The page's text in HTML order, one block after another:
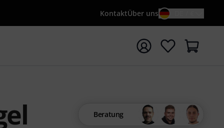
KontaktÜber uns
mit Suchwort {searchTerm} starten
Beratung